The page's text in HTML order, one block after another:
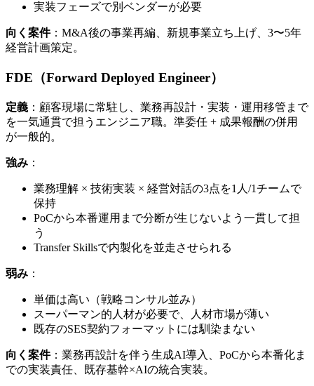
実装フェーズで​別ベンダーが​必要
向く案件：M&A後の​事業再編、​新規事業立ち上げ、​3〜5年
経営計画策定。
FDE​（Forward Deployed Engineer）
定義 ：顧客現場に​常駐し、​業務再設計・実装・運用移管まで
を​一気通貫で​担う​エンジニア職。​準委任 + 成果報酬の​併用
が​一般的。
強み ：
業務理解 × 技術実装 × 経営対話の​3点を​1人/1チームで​
保持
PoCから​本番運用まで​分断が​生じないよう​一貫して​担
う
Transfer Skillsで​内製化を​並走させられる
弱み ：
単価は​高い​（戦略コンサル並み）
スーパーマン的人材が​必要で、​人材市場が​薄い
既存の​SES契約フォーマットには​馴染まない
向く案件：業務再設計を​伴う​生成AI導入、​PoCから​本番化ま
での​実装責任、​既存基幹×AIの​統合実装。